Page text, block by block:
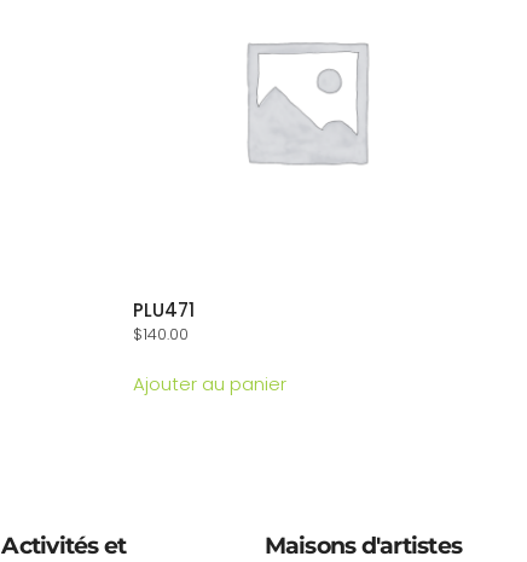
PLU471
$140.00
Ajouter au panier
Activités et
Maisons d'artistes